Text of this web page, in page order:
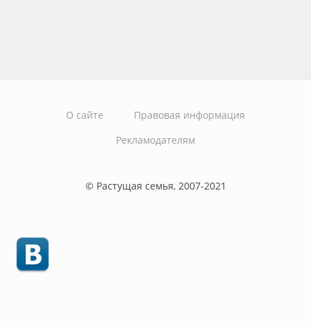
О сайте
Правовая информация
Рекламодателям
© Растущая семья, 2007-2021